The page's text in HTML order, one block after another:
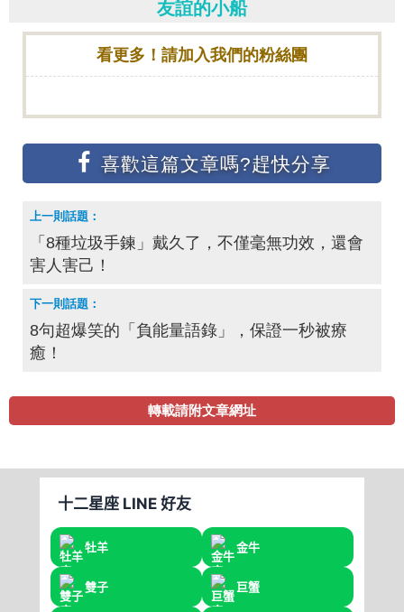
友誼的小船
看更多！請加入我們的粉絲團
「8種垃圾手鍊」戴久了，不僅毫無功效，還會
害人害己！
8句超爆笑的「負能量語錄」，保證一秒被療
癒！
轉載請附文章網址